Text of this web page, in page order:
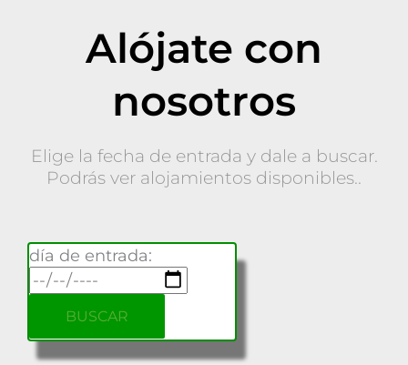
Alójate con
nosotros
Elige la fecha de entrada y dale a buscar.
Podrás ver alojamientos disponibles..
día de entrada: